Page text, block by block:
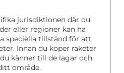
jurisdiktionen där du
eller regioner kan ha
speciella tillstånd för att
Innan du köper raketer
känner till de lagar och
område.